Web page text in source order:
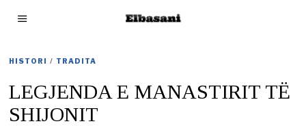
HISTORI / TRADITA
LEGJENDA E MANASTIRIT TË
SHIJONIT